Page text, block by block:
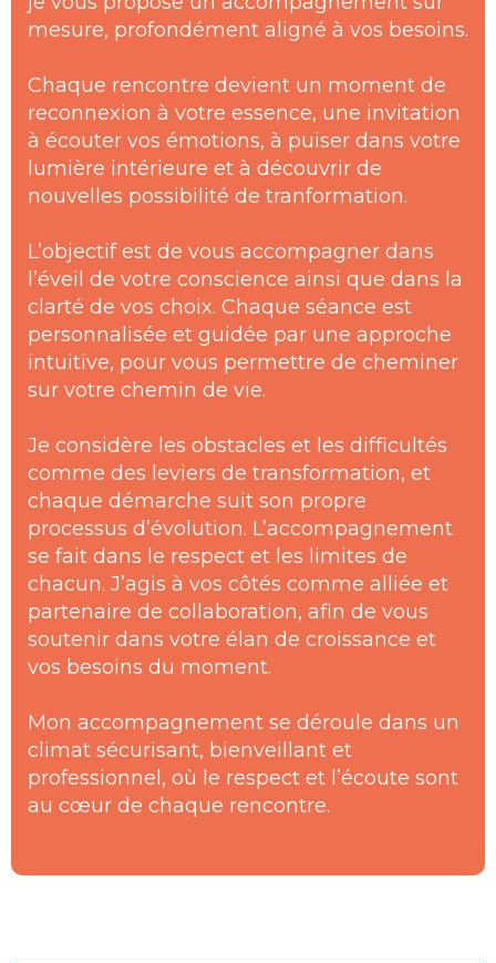
mesure, profondément aligné à vos besoins.
Chaque rencontre devient un moment de
reconnexion à votre essence, une invitation
à écouter vos émotions, à puiser dans votre
lumière intérieure et à découvrir de
nouvelles possibilité de tranformation.
L’objectif est de vous accompagner dans
l’éveil de votre conscience ainsi que dans la
clarté de vos choix. Chaque séance est
personnalisée et guidée par une approche
intuitive, pour vous permettre de cheminer
sur votre chemin de vie.
Je considère les obstacles et les difficultés
comme des leviers de transformation, et
chaque démarche suit son propre
processus d’évolution. L’accompagnement
se fait dans le respect et les limites de
chacun. J’agis à vos côtés comme alliée et
partenaire de collaboration, afin de vous
soutenir dans votre élan de croissance et
vos besoins du moment.
Mon accompagnement se déroule dans un
climat sécurisant, bienveillant et
professionnel, où le respect et l’écoute sont
au cœur de chaque rencontre.